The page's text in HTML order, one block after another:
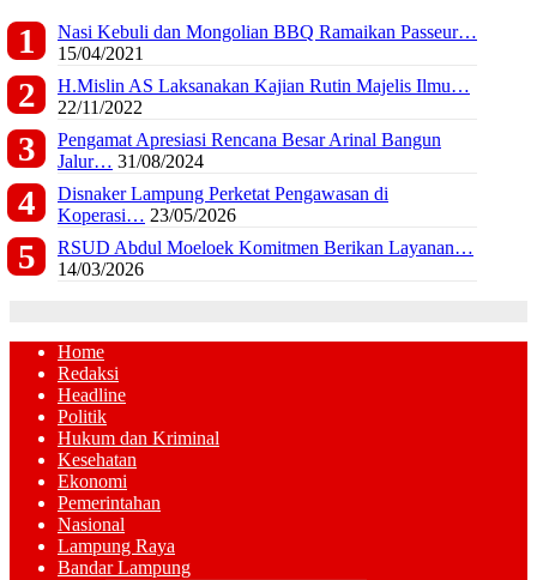
Nasi Kebuli dan Mongolian BBQ Ramaikan Passeur…
15/04/2021
H.Mislin AS Laksanakan Kajian Rutin Majelis Ilmu…
22/11/2022
Pengamat Apresiasi Rencana Besar Arinal Bangun
Jalur… 31/08/2024
Disnaker Lampung Perketat Pengawasan di
Koperasi… 23/05/2026
RSUD Abdul Moeloek Komitmen Berikan Layanan…
14/03/2026
Home
Redaksi
Headline
Politik
Hukum dan Kriminal
Kesehatan
Ekonomi
Pemerintahan
Nasional
Lampung Raya
Bandar Lampung